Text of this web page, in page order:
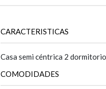
CARACTERISTICAS
Casa semi céntrica 2
COMODIDADES